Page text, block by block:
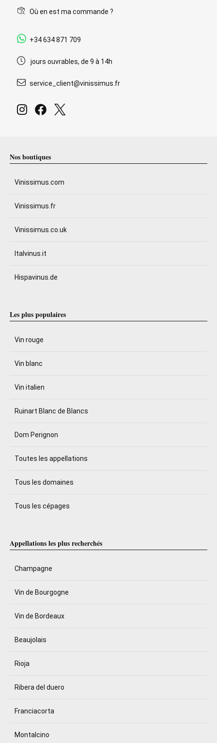
Où en est ma commande ?
+34 634 871 709
jours ouvrables, de 9 à 14h
service_client@vinissimus.fr
Nos boutiques
Vinissimus.com
Vinissimus.fr
Vinissimus.co.uk
Italvinus.it
Hispavinus.de
Les plus populaires
Vin rouge
Vin blanc
Vin italien
Ruinart Blanc de Blancs
Dom Perignon
Toutes les appellations
Tous les domaines
Tous les cépages
Appellations les plus recherchés
Champagne
Vin de Bourgogne
Vin de Bordeaux
Beaujolais
Rioja
Ribera del duero
Franciacorta
Montalcino